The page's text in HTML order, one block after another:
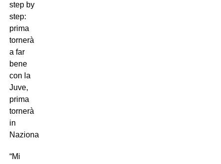
step by
step:
prima
tornerà
a far
bene
con la
Juve,
prima
tornerà
in
Nazionale.
“Mi